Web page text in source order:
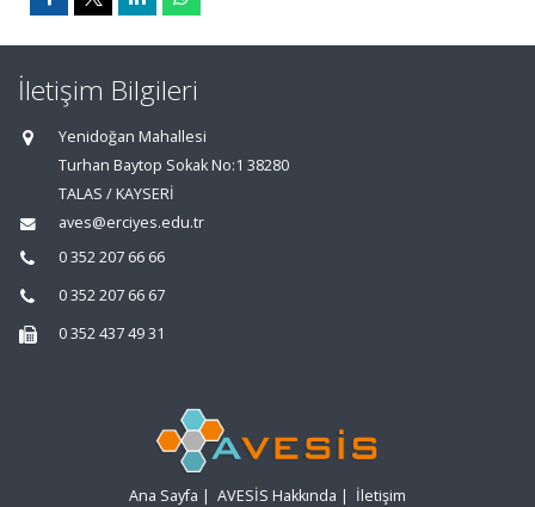
İletişim Bilgileri
Yenidoğan Mahallesi
Turhan Baytop Sokak No:1 38280
TALAS / KAYSERİ
aves@erciyes.edu.tr
0 352 207 66 66
0 352 207 66 67
0 352 437 49 31
Ana Sayfa | AVESİS Hakkında | İletişim